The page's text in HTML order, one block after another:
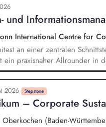
activities. Coordinate
und
International Centre for
an einer zentralen
ein praxisnaher Allrounder in
Du unsere Bibliothek,
institutionelle
von
und Berichte die
2026 Stepstone
– Corporate
Oberkochen (Baden-